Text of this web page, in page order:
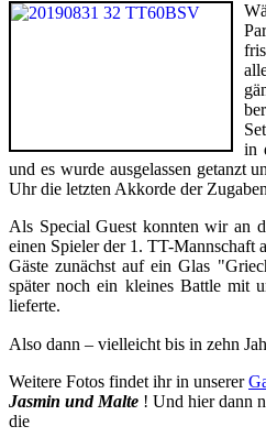
in
und es wurde ausgelassen getanzt
Uhr die letzten Akkorde der
Als Special Guest konnten wir an
einen Spieler der 1. TT-Mannschaft
Gäste zunächst auf ein Glas
später noch ein kleines Battle mit
lieferte.
Also dann – vielleicht bis in zehn
Weitere Fotos findet ihr in unserer
Jasmin und Malte ! Und hier dann
die